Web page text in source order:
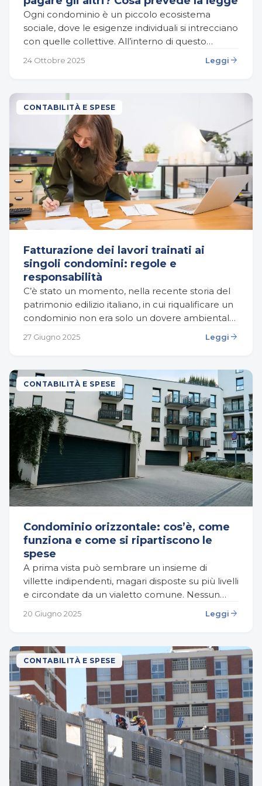
Ogni condominio è un piccolo ecosistema
sociale, dove le esigenze individuali si intrecciano
con quelle collettive. All’interno di questo
24 Ottobre 2025 Leggi arrow_forward
CONTABILITÀ E SPESE
Fatturazione dei lavori trainati ai
singoli condomini: regole e
responsabilità
C’è stato un momento, nella recente storia del
patrimonio edilizio italiano, in cui riqualificare un
condominio non era solo un dovere ambientale,
imperdibile. Il Superbonus…
27 Giugno 2025 Leggi arrow_forward
CONTABILITÀ E SPESE
Condominio orizzontale: cos’è, come
funziona e come si ripartiscono le
spese
A prima vista può sembrare un insieme di
villette indipendenti, magari disposte su più livelli
e circondate da un vialetto comune. Nessun
portone. Eppure, anche…
20 Giugno 2025 Leggi arrow_forward
CONTABILITÀ E SPESE